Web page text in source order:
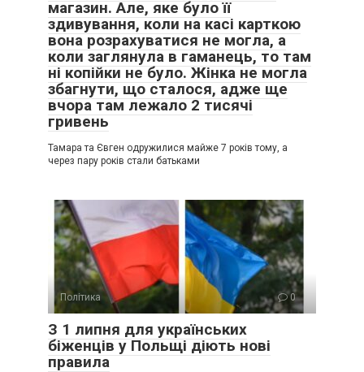
магазин. Але, яке було її
здивування, коли на касі карткою
вона розрахуватися не могла, а
коли заглянула в гаманець, то там
ні копійки не було. Жінка не могла
збагнути, що сталося, адже ще
вчора там лежало 2 тисячі
гривень
Тамара та Євген одружилися майже 7 років тому, а
через пару років стали батьками
Політика 0
З 1 липня для українських
біженців у Польщі діють нові
правила